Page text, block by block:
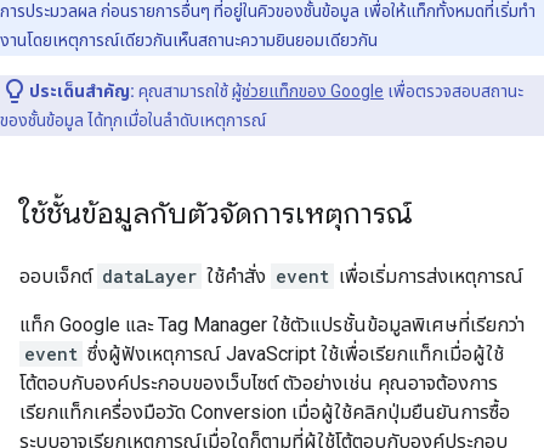
การประมวลผล ก่อนรายการอื่นๆ ที่อยู่ในคิวของชั้นข้อมูล เพื่อให้แท็กทั้งหมดที่เริ่มทํา
งานโดยเหตุการณ์เดียวกันเห็นสถานะความยินยอมเดียวกัน
ประเด็นสำคัญ: คุณสามารถใช้ผู้ช่วยแท็กของ Google เพื่อตรวจสอบสถานะ
ของชั้นข้อมูล ได้ทุกเมื่อในลำดับเหตุการณ์
ใช้ชั้นข้อมูลกับตัวจัดการเหตุการณ์
ออบเจ็กต์ dataLayer ใช้คําสั่ง event เพื่อเริ่มการส่งเหตุการณ์
แท็ก Google และ Tag Manager ใช้ตัวแปรชั้นข้อมูลพิเศษที่เรียกว่า
event ซึ่งผู้ฟังเหตุการณ์ JavaScript ใช้เพื่อเรียกแท็กเมื่อผู้ใช้
โต้ตอบกับองค์ประกอบของเว็บไซต์ ตัวอย่างเช่น คุณอาจต้องการ
เรียกแท็กเครื่องมือวัด Conversion เมื่อผู้ใช้คลิกปุ่มยืนยันการซื้อ
ระบบอาจเรียกเหตุการณ์เมื่อใดก็ตามที่ผู้ใช้โต้ตอบกับองค์ประกอบ